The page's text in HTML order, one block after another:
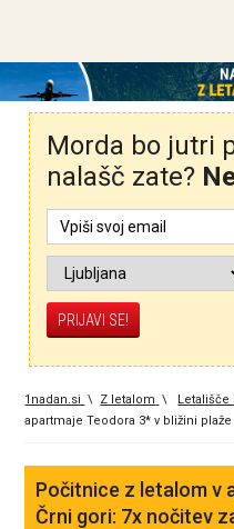
Morda bo jutri
nalašč zate?
1nadan.si \ Z letalom \ Letališče
apartmaje Teodora 3* v bližini plaže
Počitnice z letalom v
Črni gori: 7x nočitev